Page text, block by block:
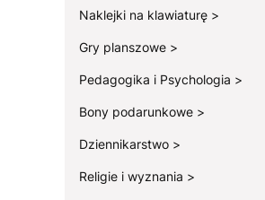
Naklejki na klawiaturę
Gry planszowe
Pedagogika i Psychologia
Bony podarunkowe
Dziennikarstwo
Religie i wyznania